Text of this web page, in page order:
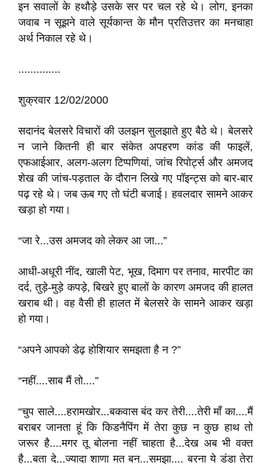
इन सवालों के हथौड़े उसके सर पर चल रहे थे। लोग, इनका
जवाब न सूझने वाले सूर्यकान्त के मौन प्रतिउत्तर का मनचाहा
अर्थ निकाल रहे थे।
..............
शुक्रवार 12/02/2000
सदानंद बेलसरे विचारों की उलझन सुलझाते हुए बैठे थे। बेलसरे
न जाने कितनी ही बार संकेत अपहरण कांड की फाइलें,
एफआईआर, अलग-अलग टिप्पणियां, जांच रिपोर्ट्स और अमजद
शेख की जांच-पड़ताल के दौरान लिखे गए पॉइन्ट्स को बार-बार
पढ़ रहे थे। जब ऊब गए तो घंटी बजाई। हवलदार सामने आकर
खड़ा हो गया।
“जा रे...उस अमजद को लेकर आ जा...”
आधी-अधूरी नींद, खाली पेट, भूख, दिमाग पर तनाव, मारपीट का
दर्द, तुड़े-मुड़े कपड़े, बिखरे हुए बालों के कारण अमजद की हालत
खराब थी। वह वैसी ही हालत में बेलसरे के सामने आकर खड़ा
हो गया।
“अपने आपको डेढ़ होशियार समझता है न ?”
“नहीं....साब मैं तो....”
“चुप साले....हरामखोर...बकवास बंद कर तेरी....तेरी मॉं का....मैं
बराबर जानता हूं कि किडनैपिंग में तेरा कुछ न कुछ हाथ तो
जरूर है....मगर तू बोलना नहीं चाहता है...देख अब भी वक्त
है...बता दे...ज्यादा शाणा मत बन...समझा.... बरना ये डंडा तेरा